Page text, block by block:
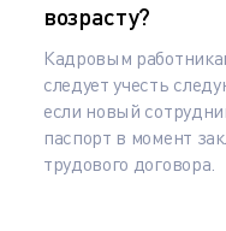
возрасту?
Кадровым
следует учесть
если новый
паспорт в момент
трудового договора.